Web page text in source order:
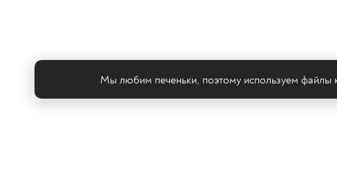
Мы любим печеньки, поэтому используем файлы